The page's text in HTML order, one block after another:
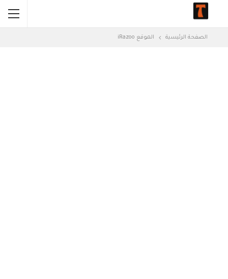
الصفحة الرئيسية الموقع iRazoo